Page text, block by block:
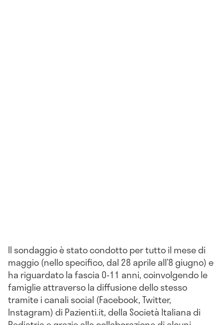
Il sondaggio è stato condotto per tutto il mese di
maggio (nello specifico, dal 28 aprile all’8 giugno) e
ha riguardato la fascia 0-11 anni, coinvolgendo le
famiglie attraverso la diffusione dello stesso
tramite i canali social (Facebook, Twitter,
Instagram) di Pazienti.it, della Società Italiana di